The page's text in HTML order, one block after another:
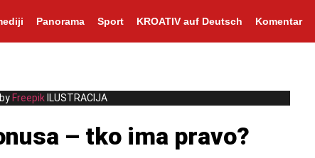
Panorama Sport KROATIV auf Deutsch Komentar
Freepik ILUSTRACIJA
– tko ima pravo?